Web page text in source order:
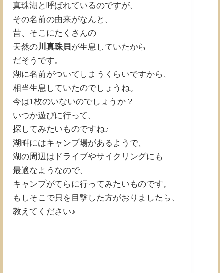
真珠湖と呼ばれているのですが、
その名前の由来がなんと、
昔、そこにたくさんの
天然の川真珠貝が生息していたから
だそうです。
湖に名前がついてしまうくらいですから、
相当生息していたのでしょうね。
今は1枚のいないのでしょうか？
いつか遊びに行って、
探してみたいものですね♪
湖畔にはキャンプ場があるようで、
湖の周辺はドライブやサイクリングにも
最適なようなので、
キャンプがてらに行ってみたいものです。
もしそこで貝を目撃した方がおりましたら、
教えてください♪